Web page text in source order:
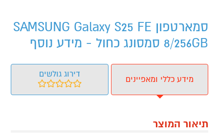
סמארטפון SAMSUNG Galaxy S25 FE
8/256GB סמסונג כחול - מידע נוסף
מידע כללי ומאפיינים
דירוג גולשים
תיאור המוצר